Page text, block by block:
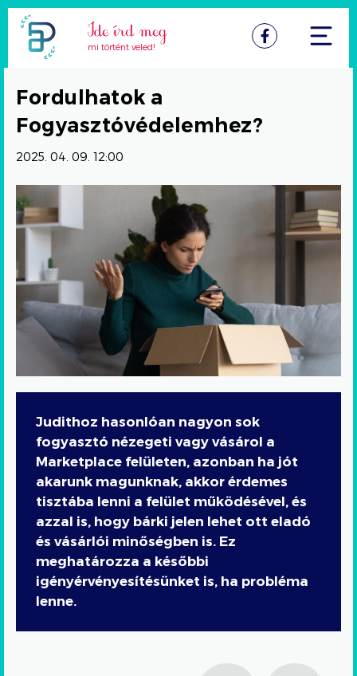
mi történt veled! Facebook
Fordulhatok a
Fogyasztóvédelemhez?
2025. 04. 09. 12:00
Judithoz hasonlóan nagyon sok
fogyasztó nézegeti vagy vásárol a
Marketplace felületen, azonban ha jót
akarunk magunknak, akkor érdemes
tisztába lenni a felület működésével, és
azzal is, hogy bárki jelen lehet ott eladó
és vásárlói minőségben is. Ez
meghatározza a későbbi
igényérvényesítésünket is, ha probléma
lenne.